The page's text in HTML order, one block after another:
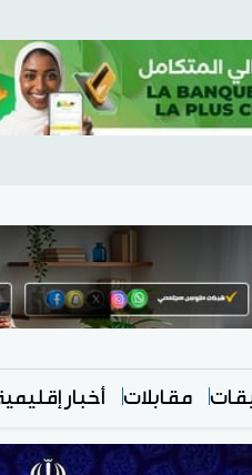
مقابلات أخبار